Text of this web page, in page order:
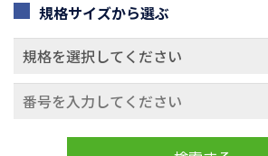
規格サイズから選ぶ